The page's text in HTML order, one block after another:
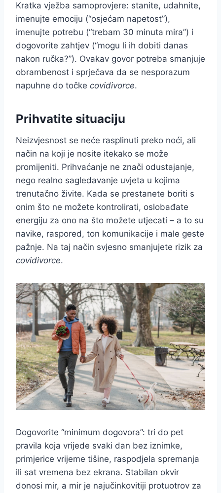
Kratka vježba samoprovjere: stanite, udahnite,
imenujte emociju (“osjećam napetost”),
imenujte potrebu (“trebam 30 minuta mira”) i
dogovorite zahtjev (“mogu li ih dobiti danas
nakon ručka?”). Ovakav govor potreba smanjuje
obrambenost i sprječava da se nesporazum
napuhne do točke covidivorce.
Prihvatite situaciju
Neizvjesnost se neće rasplinuti preko noći, ali
način na koji je nosite itekako se može
promijeniti. Prihvaćanje ne znači odustajanje,
nego realno sagledavanje uvjeta u kojima
trenutačno živite. Kada se prestanete boriti s
onim što ne možete kontrolirati, oslobađate
energiju za ono na što možete utjecati – a to su
navike, raspored, ton komunikacije i male geste
pažnje. Na taj način svjesno smanjujete rizik za
covidivorce.
Dogovorite “minimum dogovora”: tri do pet
pravila koja vrijede svaki dan bez iznimke,
primjerice vrijeme tišine, raspodjela spremanja
ili sat vremena bez ekrana. Stabilan okvir
donosi mir, a mir je najučinkovitiji protuotrov za